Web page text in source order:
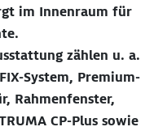
im Innenraum für
zählen u. a.
System, Premium-
Rahmenfenster,
CP-Plus sowie